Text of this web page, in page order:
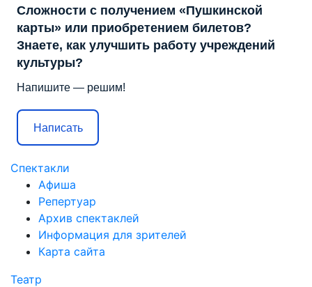
Сложности с получением «Пушкинской
карты» или приобретением билетов?
Знаете, как улучшить работу учреждений
культуры?
Напишите — решим!
Написать
Спектакли
Афиша
Репертуар
Архив спектаклей
Информация для зрителей
Карта сайта
Театр